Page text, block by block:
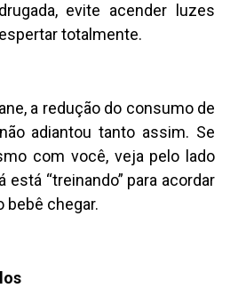
evite acender luzes
totalmente.
a redução do consumo de
adiantou tanto assim. Se
com você, veja pelo lado
está “treinando” para acordar
bebê chegar.